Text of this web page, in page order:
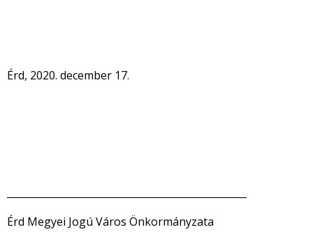
Érd, 2020. december 17.
Érd Megyei Jogú Város Önkormányzata